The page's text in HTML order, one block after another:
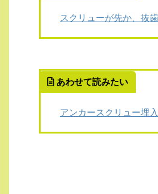
スクリューが先か、抜
あわせて読みたい
アンカースクリュー埋